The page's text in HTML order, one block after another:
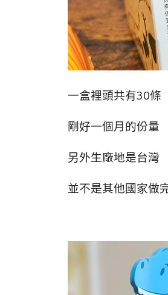
一盒裡頭共有30條
剛好一個月的份量
另外生廠地是台灣
並不是其他國家做